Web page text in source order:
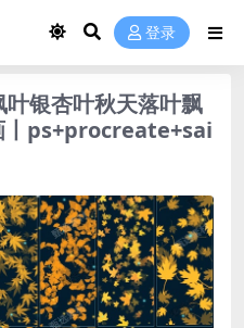
登录
银杏叶秋天落叶飘
丨ps+procreate+sai